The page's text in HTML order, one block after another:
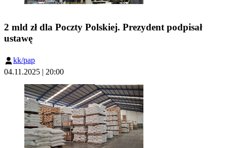
2 mld zł dla Poczty Polskiej. Prezydent podpisał
ustawę
kk/pap
04.11.2025 | 20:00